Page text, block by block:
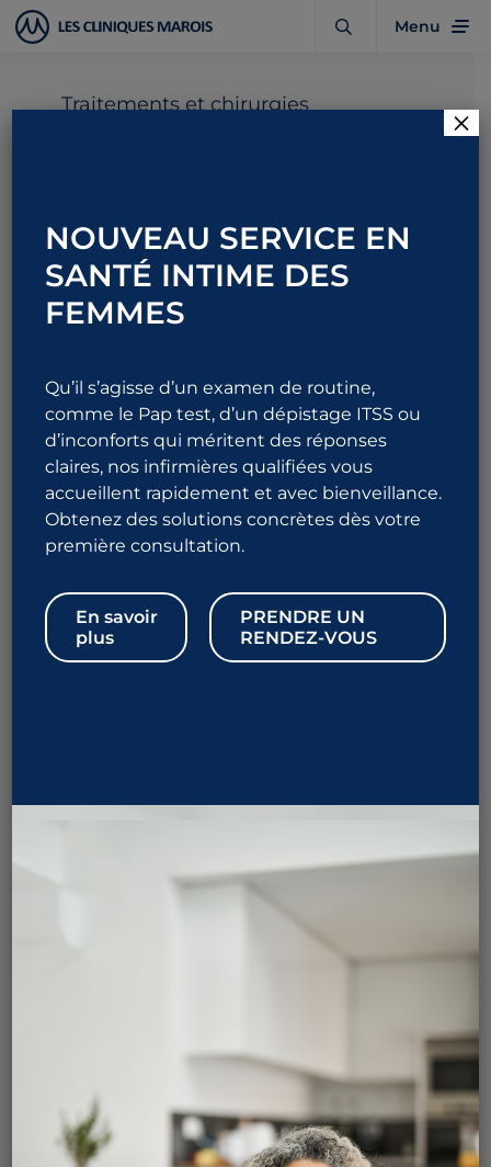
Menu
Traitements et chirurgies
Rendez-vous
1
Durée
approximative
Résumé
Détails
FAQ
Se préparer à la procédure
Recommandations post-opératoires
chirurgicale consiste à retirer la poche cette
poche liquide et à prévenir une récidive.
L’opération se déroule aux cliniques et sous
anesthésie locale.
Contactez-nous pour vous opérer et guérir
NOUVEAU SERVICE EN
SANTÉ INTIME DES
FEMMES
Qu’il s’agisse d’un examen de routine,
comme le Pap test, d’un dépistage ITSS ou
d’inconforts qui méritent des réponses
claires, nos infirmières qualifiées vous
accueillent rapidement et avec bienveillance.
Obtenez des solutions concrètes dès votre
première consultation.
En savoir
plus
PRENDRE UN
RENDEZ-VOUS
×